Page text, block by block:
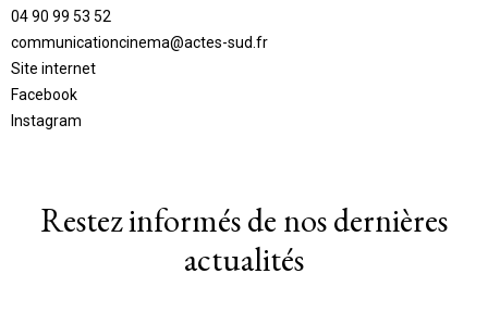
04 90 99 53 52
communicationcinema@actes-sud.fr
Site internet
Facebook
Instagram
Restez informés de nos dernières
actualités